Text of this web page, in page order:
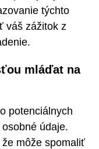
týchto
váš zážitok z
mláďat na
potenciálnych
údaje.
môže spomaliť